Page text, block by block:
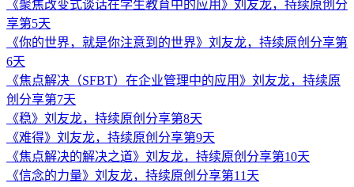
《聚焦改变式谈话在学生教育中的应用》刘友龙，持续原创分
享第5天
《你的世界，就是你注意到的世界》刘友龙，持续原创分享第
6天
《焦点解决（SFBT）在企业管理中的应用》刘友龙，持续原
创分享第7天
《稳》刘友龙，持续原创分享第8天
《难得》刘友龙，持续原创分享第9天
《焦点解决的解决之道》刘友龙，持续原创分享第10天
《信念的力量》刘友龙，持续原创分享第11天